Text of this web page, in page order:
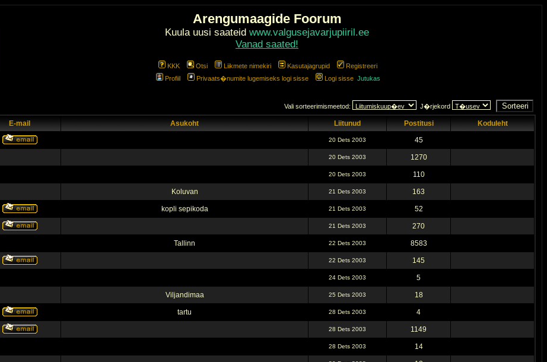
Arengumaagide Foorum
Kuula uusi saateid www.valgusejavarjupiiril.ee
Vanad saated!
KKK Otsi Liikmete nimekiri Kasutajagrupid
Registreeri
Profiil
Privaats�numite lugemiseks logi sisse Logi sisse Jutukas
Vali sorteerimismeetod: J�rjekord
E-mail Asukoht Liitunud Postitusi
Koduleht
20 Dets 2003 45
20 Dets 2003 1270
20 Dets 2003 110
Koluvan 21 Dets 2003 163
kopli sepikoda 21 Dets 2003 52
21 Dets 2003 270
Tallinn 22 Dets 2003 8583
22 Dets 2003 145
24 Dets 2003 5
Viljandimaa 25 Dets 2003 18
tartu 28 Dets 2003 4
28 Dets 2003 1149
28 Dets 2003 14